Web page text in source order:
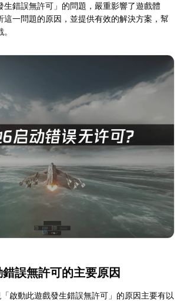
生錯誤無許可」的問題，嚴重影響了遊戲體
這一問題的原因，並提供有效的解決方案，幫
誤無許可的主要原因
啟動此遊戲發生錯誤無許可」的原因主要有以